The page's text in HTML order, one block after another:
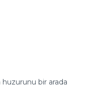
huzurunu bir arada